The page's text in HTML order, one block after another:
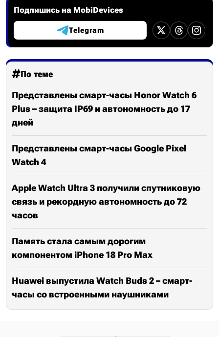
Подпишись на MobiDevices
Telegram
По теме
Представлены смарт-часы Honor Watch 6
Plus – защита IP69 и автономность до 17
дней
Представлены смарт-часы Google Pixel
Watch 4
Apple Watch Ultra 3 получили спутниковую
связь и рекордную автономность до 72
часов
Память стала самым дорогим
компонентом iPhone 18 Pro Max
Huawei выпустила Watch Buds 2 – смарт-
часы со встроенными наушниками